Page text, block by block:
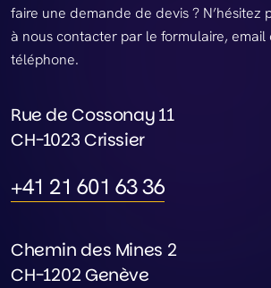
faire une demande de devis ? N’hésitez
à nous contacter par le formulaire, email
téléphone.
Rue de Cossonay 11
CH-1023 Crissier
+41 21 601 63 36
Chemin des Mines 2
CH-1202 Genève